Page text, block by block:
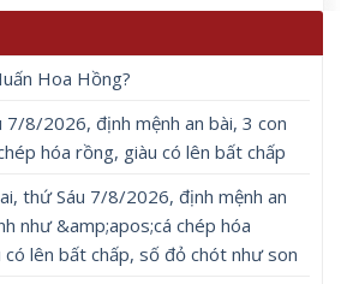
Hoa Hồng?
8/2026, định mệnh an bài, 3 con
hóa rồng, giàu có lên bất chấp
thứ Sáu 7/8/2026, định mệnh an
như &amp;apos;cá chép hóa
lên bất chấp, số đỏ chót như son